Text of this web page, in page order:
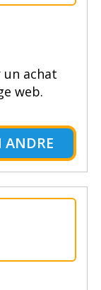
un achat
web.
ANDRE